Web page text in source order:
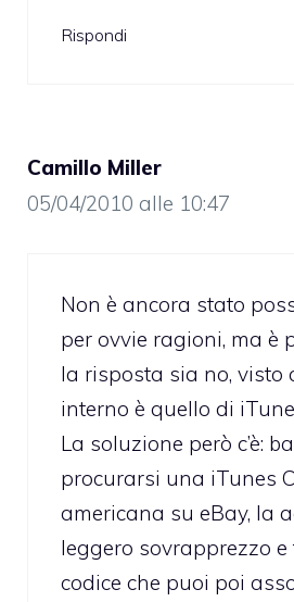
Rispondi
Camillo Miller
05/04/2010 alle 10:47
Non è ancora stato
per ovvie ragioni, ma è
la risposta sia no, visto
interno è quello di
La soluzione però c’è:
procurarsi una iTunes
americana su eBay, la
leggero sovrapprezzo
codice che puoi poi